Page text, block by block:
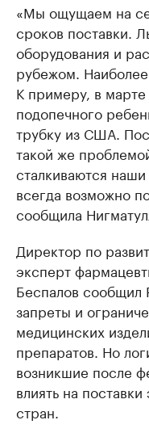
«Мы ощущаем на
сроков поставки.
оборудования и
рубежом.
К примеру, в марте
подопечного
трубку из США.
такой же
сталкиваются
всегда возможно
сообщила
Директор по
эксперт
Беспалов сообщил
запреты и
медицинских
препаратов. Но
возникшие после
влиять на
стран.